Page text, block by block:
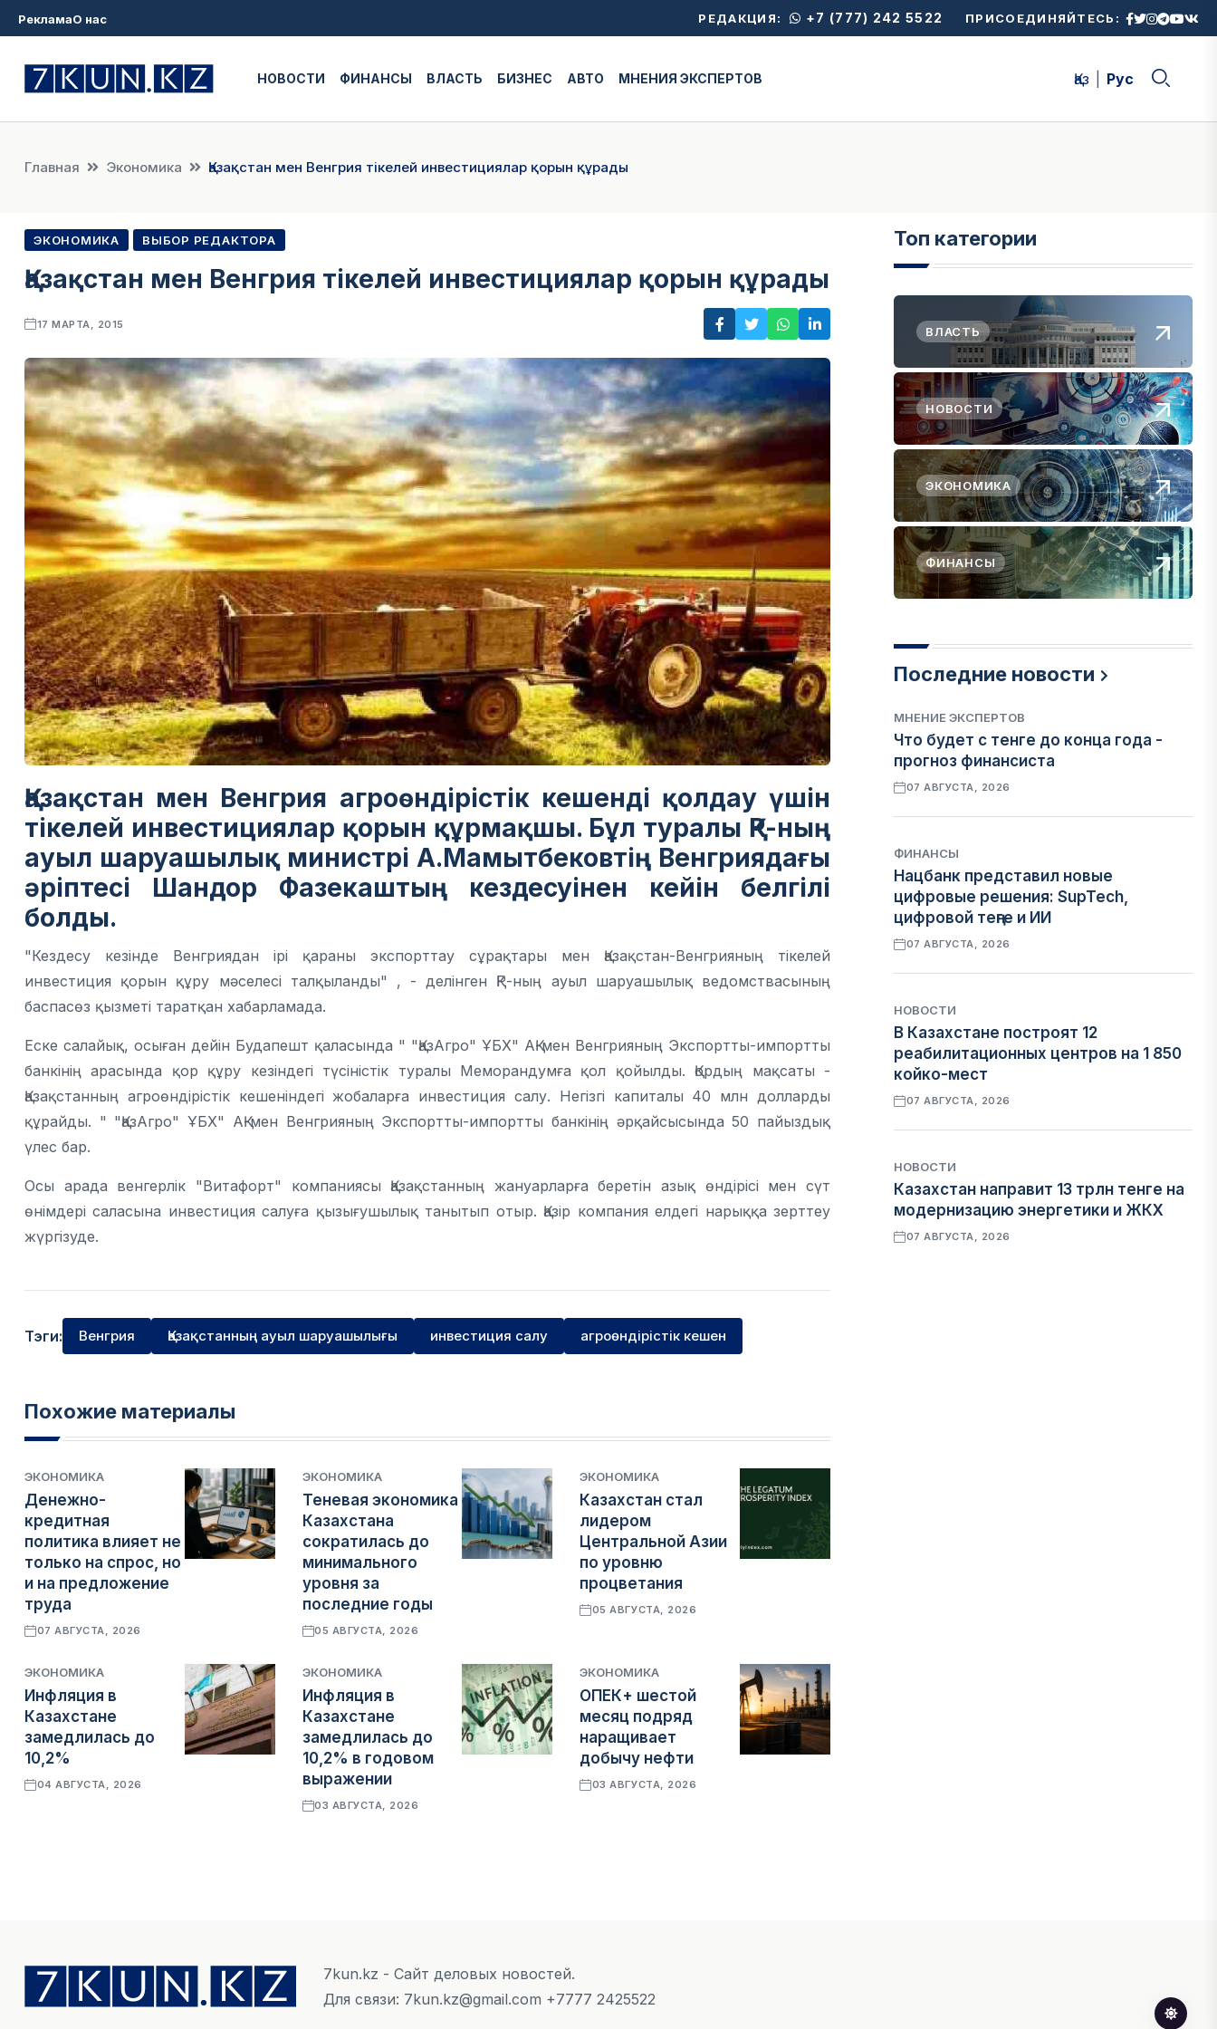
РекламаО нас РЕДАКЦИЯ: +7 (777) 242 5522 ПРИСОЕДИНЯЙТЕСЬ:
НОВОСТИ ФИНАНСЫ ВЛАСТЬ БИЗНЕС АВТО МНЕНИЯ ЭКСПЕРТОВ Қаз Рус
Главная Экономика Қазақстан мен Венгрия тікелей инвестициялар қорын құрады
ЭКОНОМИКА ВЫБОР РЕДАКТОРА
Қазақстан мен Венгрия тікелей инвестициялар қорын құрады
17 МАРТА, 2015
Қазақстан мен Венгрия агроөндірістік кешенді қолдау үшін
тікелей инвестициялар қорын құрмақшы. Бұл туралы ҚР-ның
ауыл шаруашылық министрі А.Мамытбековтің Венгриядағы
әріптесі Шандор Фазекаштың кездесуінен кейін белгілі
болды.
"Кездесу кезінде Венгриядан ірі қараны экспорттау сұрақтары мен Қазақстан-Венгрияның тікелей
инвестиция қорын құру мәселесі талқыланды" , - делінген ҚР-ның ауыл шаруашылық ведомствасының
баспасөз қызметі таратқан хабарламада.
Еске салайық, осыған дейін Будапешт қаласында " "ҚазАгро" ҰБХ" АҚ-мен Венгрияның Экспортты-импортты
банкінің арасында қор құру кезіндегі түсіністік туралы Меморандумға қол қойылды. Қордың мақсаты -
Қазақстанның агроөндірістік кешеніндегі жобаларға инвестиция салу. Негізгі капиталы 40 млн долларды
құрайды. " "ҚазАгро" ҰБХ" АҚ-мен Венгрияның Экспортты-импортты банкінің әрқайсысында 50 пайыздық
үлес бар.
Осы арада венгерлік "Витафорт" компаниясы Қазақстанның жануарларға беретін азық өндірісі мен сүт
өнімдері саласына инвестиция салуға қызығушылық танытып отыр. Қазір компания елдегі нарыққа зерттеу
жүргізуде.
Тэги: Венгрия Қазақстанның ауыл шаруашылығы инвестиция салу агроөндірістік кешен
Похожие материалы
ЭКОНОМИКА
Денежно-
кредитная
политика влияет не
только на спрос, но
и на предложение
труда
07 АВГУСТА, 2026
ЭКОНОМИКА
Теневая экономика
Казахстана
сократилась до
минимального
уровня за
последние годы
05 АВГУСТА, 2026
ЭКОНОМИКА
Казахстан стал
лидером
Центральной Азии
по уровню
процветания
05 АВГУСТА, 2026
ЭКОНОМИКА
Инфляция в
Казахстане
замедлилась до
10,2%
04 АВГУСТА, 2026
ЭКОНОМИКА
Инфляция в
Казахстане
замедлилась до
10,2% в годовом
выражении
03 АВГУСТА, 2026
ЭКОНОМИКА
ОПЕК+ шестой
месяц подряд
наращивает
добычу нефти
03 АВГУСТА, 2026
Топ категории
ВЛАСТЬ
НОВОСТИ
ЭКОНОМИКА
ФИНАНСЫ
Последние новости
МНЕНИЕ ЭКСПЕРТОВ
Что будет с тенге до конца года -
прогноз финансиста
07 АВГУСТА, 2026
ФИНАНСЫ
Нацбанк представил новые
цифровые решения: SupTech,
цифровой теңге и ИИ
07 АВГУСТА, 2026
НОВОСТИ
В Казахстане построят 12
реабилитационных центров на 1 850
койко-мест
07 АВГУСТА, 2026
НОВОСТИ
Казахстан направит 13 трлн тенге на
модернизацию энергетики и ЖКХ
07 АВГУСТА, 2026
7kun.kz - Сайт деловых новостей.
Для связи: 7kun.kz@gmail.com +7777 2425522